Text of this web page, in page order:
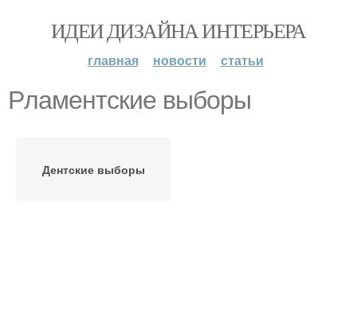
ИДЕИ ДИЗАЙНА ИНТЕРЬЕРА
главная новости статьи
Рламентские выборы
Дентские выборы